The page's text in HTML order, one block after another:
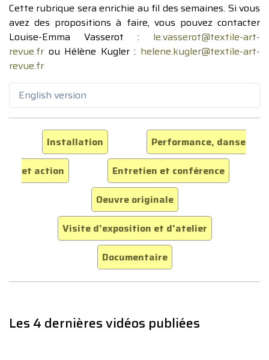
Cette rubrique sera enrichie au fil des semaines. Si vous
avez des propositions à faire, vous pouvez contacter
Louise-Emma Vasserot : le.vasserot@textile-art-
revue.fr ou Hélène Kugler : helene.kugler@textile-art-
revue.fr
English version
Installation
Performance, danse
et action
Entretien et conférence
Oeuvre originale
Visite d'exposition et d'atelier
Documentaire
Les 4 dernières vidéos publiées